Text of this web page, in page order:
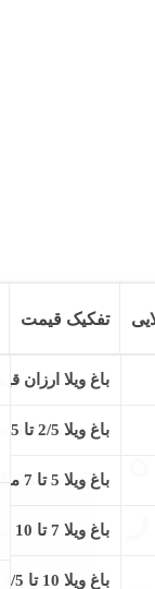
تفکیک قیمت
کد ملک: 952